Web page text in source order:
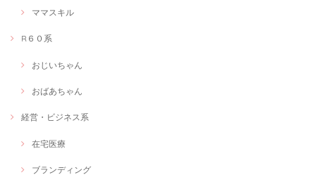
ママスキル
R６０系
おじいちゃん
おばあちゃん
経営・ビジネス系
在宅医療
ブランディング